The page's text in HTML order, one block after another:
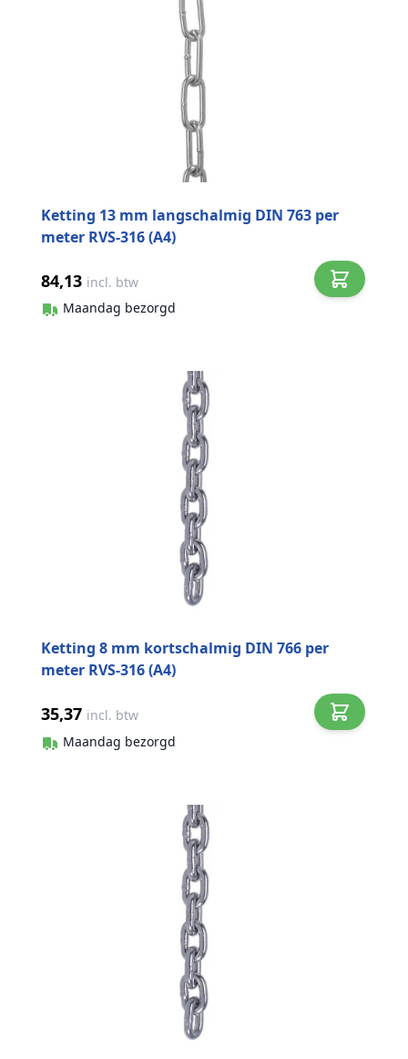
Ketting 13 mm langschalmig DIN 763 per
meter RVS-316 (A4)
84,13 incl. btw
Maandag bezorgd
Ketting 8 mm kortschalmig DIN 766 per
meter RVS-316 (A4)
35,37 incl. btw
Maandag bezorgd